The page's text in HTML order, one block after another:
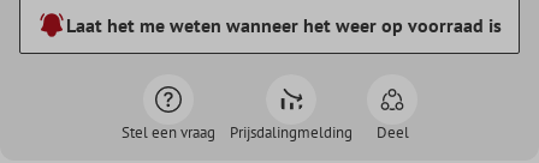
Laat het me weten wanneer het weer op voorraad is
Stel een vraag Prijsdalingmelding Deel